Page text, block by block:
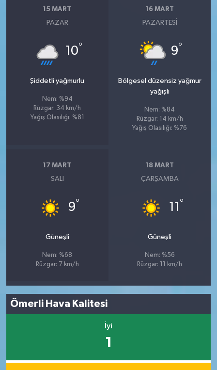
15 MART
PAZAR
10°
Şiddetli yağmurlu
Nem: %94
Rüzgar: 34 km/h
Yağış Olasılığı: %81
16 MART
PAZARTESI
9°
Bölgesel düzensiz yağmur
yağışlı
Nem: %84
Rüzgar: 14 km/h
Yağış Olasılığı: %76
17 MART
SALI
9°
Güneşli
Nem: %68
Rüzgar: 7 km/h
18 MART
ÇARŞAMBA
11 °
Güneşli
Nem: %56
Rüzgar: 11 km/h
Ömerli Hava Kalitesi
İyi
1